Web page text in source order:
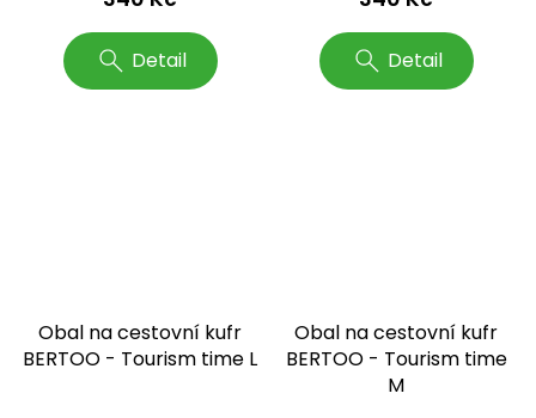
Detail Detail
Obal na cestovní kufr
BERTOO - Tourism time L
Obal na cestovní kufr
BERTOO - Tourism time
M